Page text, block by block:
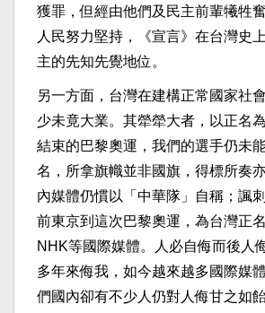
獲罪，但經由他們及民主前輩犧牲
人民努力堅持，《宣言》在台灣史
主的先知先覺地位。
另一方面，台灣在建構正常國家社
少未竟大業。其犖犖大者，以正名
結束的巴黎奧運，我們的選手仍未
名，所拿旗幟並非國旗，得標所奏
內媒體仍慣以「中華隊」自稱；諷
前東京到這次巴黎奧運，為台灣正
NHK等國際媒體。人必自侮而後人
多年來侮我，如今越來越多國際媒
們國內卻有不少人仍對人侮甘之如